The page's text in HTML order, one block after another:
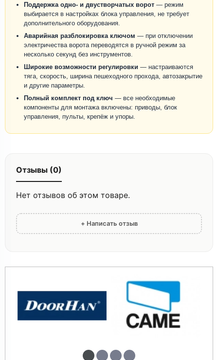
Поддержка одно- и двустворчатых ворот — режим
выбирается в настройках блока управления, не требует
дополнительного оборудования.
Аварийная разблокировка ключом — при отключении
электричества ворота переводятся в ручной режим за
несколько секунд без инструментов.
Широкие возможности регулировки — настраиваются
тяга, скорость, ширина пешеходного прохода, автозакрытие
и другие параметры.
Полный комплект под ключ — все необходимые
компоненты для монтажа включены: приводы, блок
управления, пульты, крепёж и упоры.
Отзывы (0)
Нет отзывов об этом товаре.
+ Написать отзыв